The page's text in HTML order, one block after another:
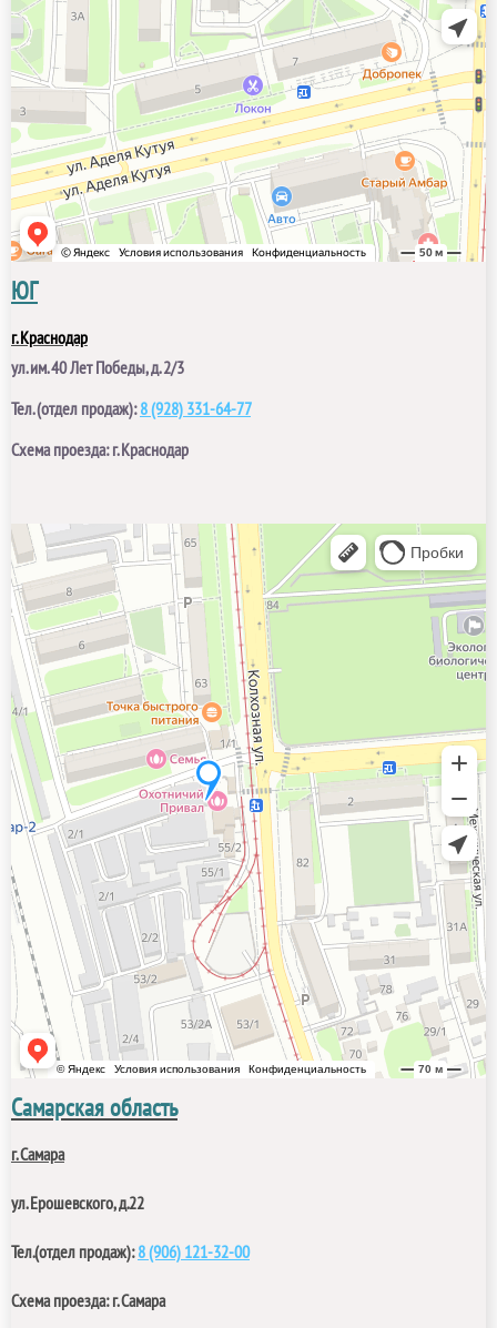
ЮГ
г. Краснодар
ул. им. 40 Лет Победы, д. 2/3
Тел. (отдел продаж):8 (928) 331-64-77
Схема проезда: г. Краснодар
Самарская область
г. Самара
ул.Ерошевского, д.22
Тел.(отдел продаж):8 (906) 121-32-00
Схема проезда: г. Самара